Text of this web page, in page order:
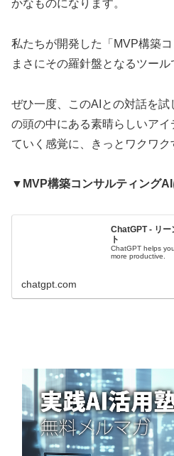
かなものになります。
私たちが開発した「MVP構築コ
まさにその羅針盤となるツール
ぜひ一度、このAIとの対話を
の頭の中にある素晴らしいア
ていく感覚に、きっとワクワク
▼MVP構築コンサルティングAI
ChatGPT - リ
ト
ChatGPT helps
more productive.
chatgpt.com